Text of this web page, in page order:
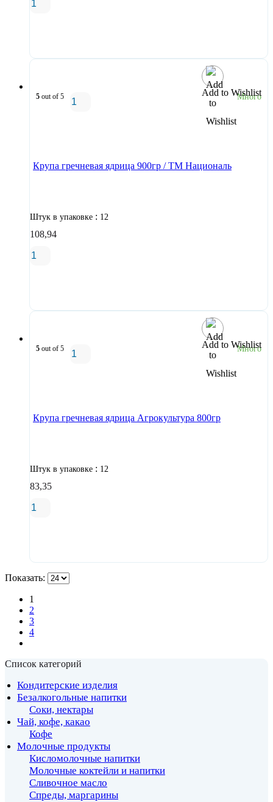
Add to Wishlist
5 out of 5 Много
Крупа гречневая ядрица 900гр / ТМ Националь
Штук в упаковке : 12
108,94
Add to Wishlist
5 out of 5 Много
Крупа гречневая ядрица Агрокультура 800гр
Штук в упаковке : 12
83,35
Показать:
1
2
3
4
Список категорий
Кондитерские изделия
Безалкогольные напитки
Соки, нектары
Чай, кофе, какао
Кофе
Молочные продукты
Кисломолочные напитки
Молочные коктейли и напитки
Сливочное масло
Спреды, маргарины